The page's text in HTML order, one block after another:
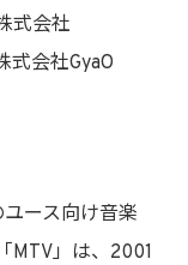
式会社
式会社GyaO
ース向け音楽
MTV」は、2001